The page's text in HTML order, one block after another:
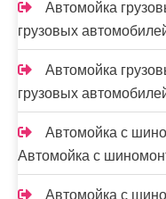
Автомойка
грузовых
Автомойка
грузовых
Автомойка с
Автомойка с
Автомойка с